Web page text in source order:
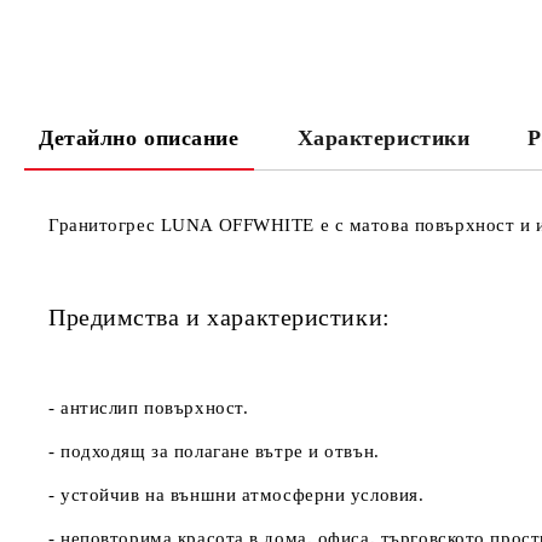
Детайлно описание Характеристики
Гранитогрес LUNA OFFWHITE e с матова повърхност и
Предимства и характеристики:
- антислип повърхност.
- подходящ за полагане вътре и отвън.
- устойчив на външни атмосферни условия.